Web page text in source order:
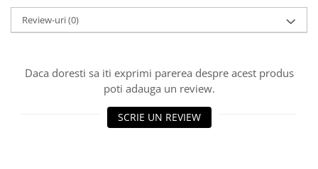
Review-uri(0)
Daca doresti sa iti exprimi parerea despre acest produs
poti adauga un review.
SCRIE UN REVIEW